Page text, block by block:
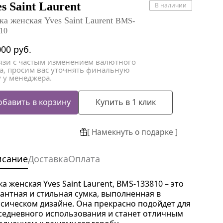
Saint Laurent
женская Yves Saint LaurentBMS-
В наличии
руб.
с частым изменением валютного
просим вас уточнять финальную
у менеджера.
в корзину Купить в 1 клик
[ Намекнуть о подарке ]
ДоставкаОплата
женская Yves Saint Laurent, BMS-133810 – это
и стильная сумка, выполненная в
дизайне. Она прекрасно подойдет для
использования и станет отличным